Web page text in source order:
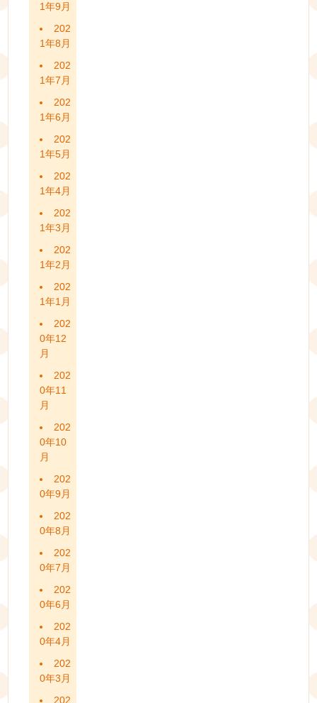
1年9月
202
1年8月
202
1年7月
202
1年6月
202
1年5月
202
1年4月
202
1年3月
202
1年2月
202
1年1月
202
0年12
月
202
0年11
月
202
0年10
月
202
0年9月
202
0年8月
202
0年7月
202
0年6月
202
0年4月
202
0年3月
202